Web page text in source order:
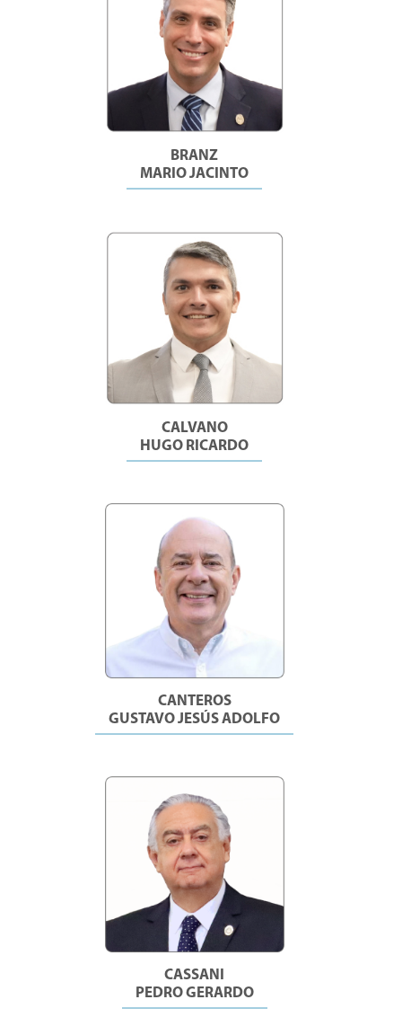
BRANZ
MARIO JACINTO
CALVANO
HUGO RICARDO
CANTEROS
GUSTAVO JESÚS ADOLFO
CASSANI
PEDRO GERARDO